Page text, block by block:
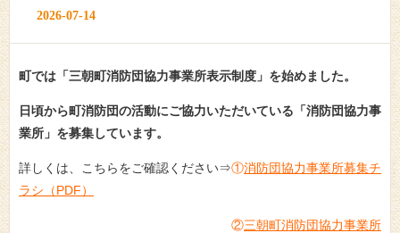
2026-07-14
町では「三朝町消防団協力事業所表示制度」を始めました。
日頃から町消防団の活動にご協力いただいている「消防団協力事
業所」を募集しています。
詳しくは、こちらをご確認ください⇒①消防団協力事業所募集チ
ラシ（PDF）
②三朝町消防団協力事業所